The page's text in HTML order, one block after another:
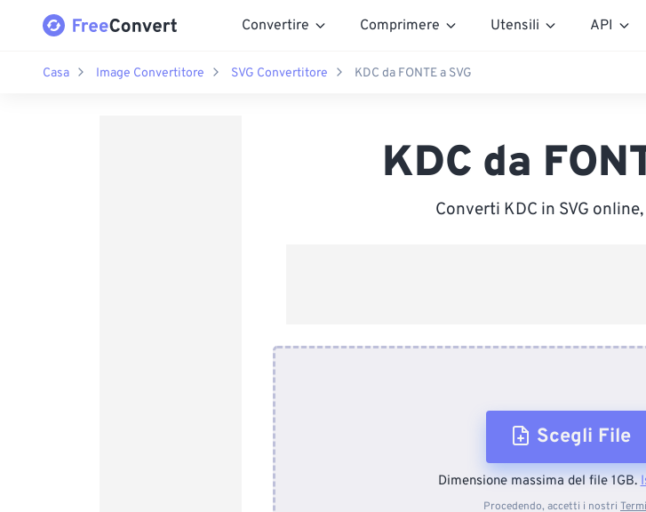
Convertire Comprimere Utensili API
Casa Image Convertitore SVG Convertitore KDC da FONTE a SVG
KDC da
Converti KDC in SVG
Scegli File
Dal
Dimensione massima del file 1GB.
Procedendo, accetti i nostri